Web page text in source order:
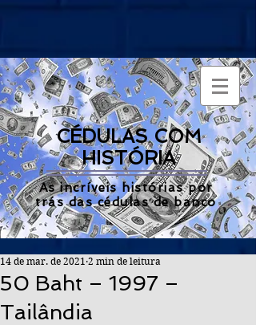
CÉDULAS COM
HISTÓRIA
As incríveis histórias por
trás das cédulas de banco
50 Baht – 1997 –
Tailândia
14 de mar. de 2021 2 min de leitura